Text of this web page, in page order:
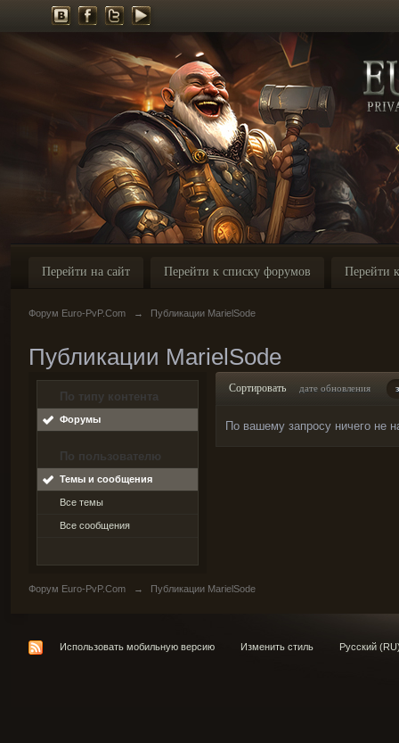
Перейти на сайт Перейти к списку форумов Перейти
Форум Euro-PvP.Com → Публикации MarielSode
Публикации MarielSode
По типу контента
Форумы
По пользователю
Темы и сообщения
Все темы
Все сообщения
Сортировать дате обновления
По вашему запросу ничего не
Форум Euro-PvP.Com → Публикации MarielSode
Использовать мобильную версию Изменить стиль Русский